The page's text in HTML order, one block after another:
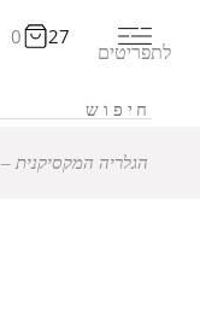
27
0
לתפריטים
הגלריה המקסיקנית ‒